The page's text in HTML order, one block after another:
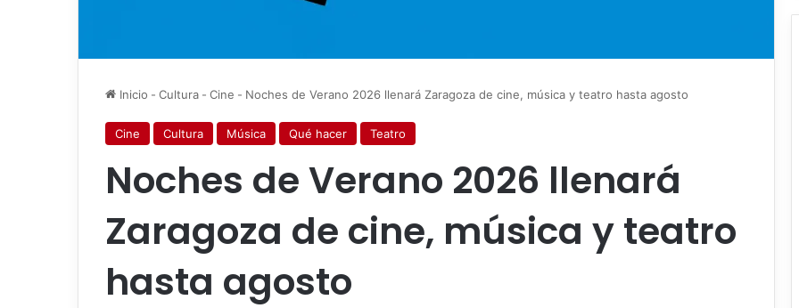
Inicio - Cultura - Cine - Noches de Verano 2026 llenará Zaragoza de cine, música y teatro hasta agosto
Cine Cultura Música Qué hacer Teatro
Noches de Verano 2026 llenará
Zaragoza de cine, música y teatro
hasta agosto